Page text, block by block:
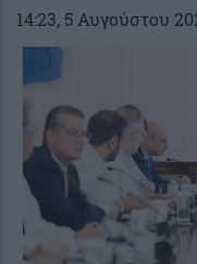
14:23, 5 Αυγούστου